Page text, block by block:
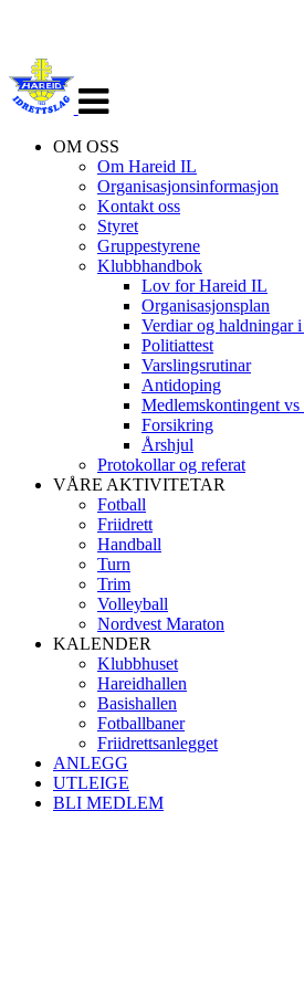
navigasjon
OM OSS
Om Hareid IL
Organisasjonsinformasjon
Kontakt oss
Styret
Gruppestyrene
Klubbhandbok
Lov for Hareid IL
Organisasjonsplan
Verdiar og haldningar
Politiattest
Varslingsrutinar
Antidoping
Medlemskontingent
Forsikring
Årshjul
Protokollar og referat
VÅRE AKTIVITETAR
Fotball
Friidrett
Handball
Turn
Trim
Volleyball
Nordvest Maraton
KALENDER
Klubbhuset
Hareidhallen
Basishallen
Fotballbaner
Friidrettsanlegget
ANLEGG
UTLEIGE
BLI MEDLEM